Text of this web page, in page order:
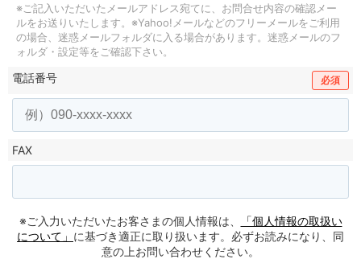
※ご記入いただいたメールアドレス宛てに、お問合せ内容の確認メー
ルをお送りいたします。 ※Yahoo!メールなどのフリーメールをご利用
の場合、迷惑メールフォルダに入る場合があります。 迷惑メールのフ
ォルダ・設定等をご確認下さい。
電話番号 必須
FAX
※ご入力いただいたお客さまの個人情報は、
「個人情報の取扱い
について」 に基づき適正に取り扱います。必ずお読みになり、同
意の上お問い合わせください。